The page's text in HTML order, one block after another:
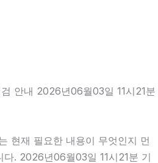
안내 2026년06월03일 11시21분
현재 필요한 내용이 무엇인지 먼
. 2026년06월03일 11시21분 기